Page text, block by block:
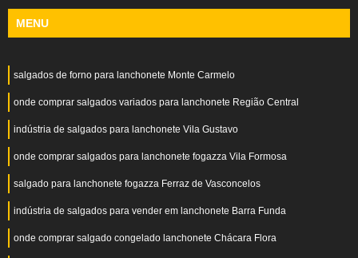
MENU
salgados de forno para lanchonete Monte Carmelo
onde comprar salgados variados para lanchonete Região Central
indústria de salgados para lanchonete Vila Gustavo
onde comprar salgados para lanchonete fogazza Vila Formosa
salgado para lanchonete fogazza Ferraz de Vasconcelos
indústria de salgados para vender em lanchonete Barra Funda
onde comprar salgado congelado lanchonete Chácara Flora